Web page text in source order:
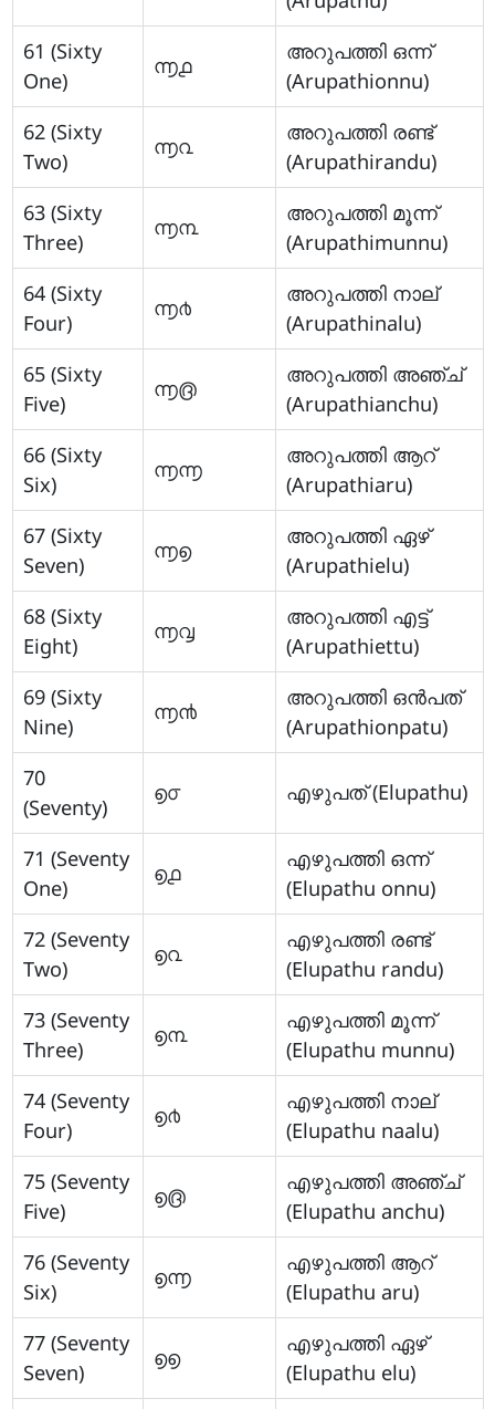
61 (Sixty
One)
൬൧
അറുപത്തി ഒന്ന്
(Arupathionnu)
62 (Sixty
Two)
൬൨
അറുപത്തി രണ്ട്
(Arupathirandu)
63 (Sixty
Three)
൬൩
അറുപത്തി മൂന്ന്
(Arupathimunnu)
64 (Sixty
Four)
൬൪
അറുപത്തി നാല്
(Arupathinalu)
65 (Sixty
Five)
൬൫
അറുപത്തി അഞ്ച്
(Arupathianchu)
66 (Sixty
Six)
൬൬
അറുപത്തി ആറ്
(Arupathiaru)
67 (Sixty
Seven)
൬൭
അറുപത്തി ഏഴ്
(Arupathielu)
68 (Sixty
Eight)
൬൮
അറുപത്തി എട്ട്
(Arupathiettu)
69 (Sixty
Nine)
൬൯
അറുപത്തി ഒന്‍പത്
(Arupathionpatu)
70
(Seventy)
൭൦ എഴുപത് (Elupathu)
71 (Seventy
One)
൭൧
എഴുപത്തി ഒന്ന്
(Elupathu onnu)
72 (Seventy
Two)
൭൨
എഴുപത്തി രണ്ട്
(Elupathu randu)
73 (Seventy
Three)
൭൩
എഴുപത്തി മൂന്ന്
(Elupathu munnu)
74 (Seventy
Four)
൭൪
എഴുപത്തി നാല്
(Elupathu naalu)
75 (Seventy
Five)
൭൫
എഴുപത്തി അഞ്ച്
(Elupathu anchu)
76 (Seventy
Six)
൭൬
എഴുപത്തി ആറ്
(Elupathu aru)
77 (Seventy
Seven)
൭൭
എഴുപത്തി ഏഴ്
(Elupathu elu)